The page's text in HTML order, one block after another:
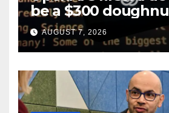
be a $300
smart speaker:
AUGUST 7, 2026